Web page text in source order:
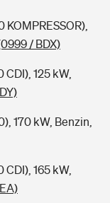
/ BDX)
125 kW,
170 kW, Benzin,
165 kW,